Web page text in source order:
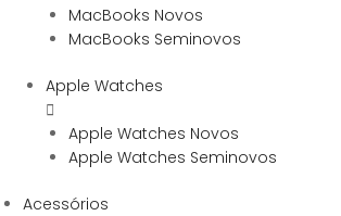
MacBooks Novos
MacBooks Seminovos
Apple Watches
Apple Watches Novos
Apple Watches Seminovos
Acessórios